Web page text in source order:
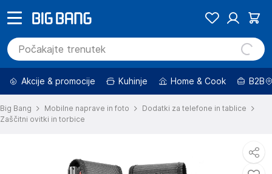
Akcije & promocije Kuhinje Home & Cook B2B
Big Bang Mobilne naprave in foto
Dodatki za telefone in tablice
Zaščitni ovitki in torbice